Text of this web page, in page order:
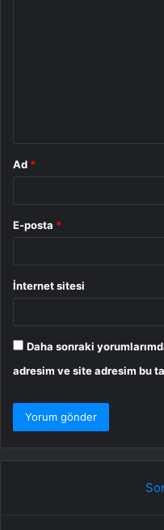
Ad *
E-posta *
İnternet sitesi
Daha sonraki
adresim ve site adresim bu